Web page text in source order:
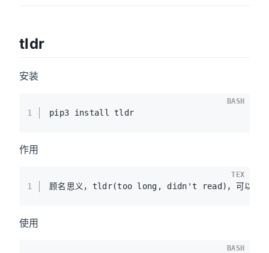
tldr
安装
1 pip3 install tldr
BASH
作用
1 顾名思义，tldr(too long, didn't read)，可以快速
TEX
使用
BASH